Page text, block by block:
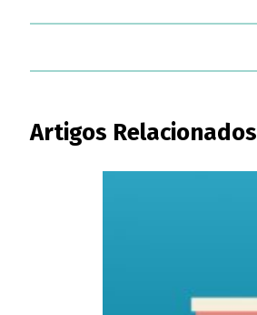
Artigos Relacionados